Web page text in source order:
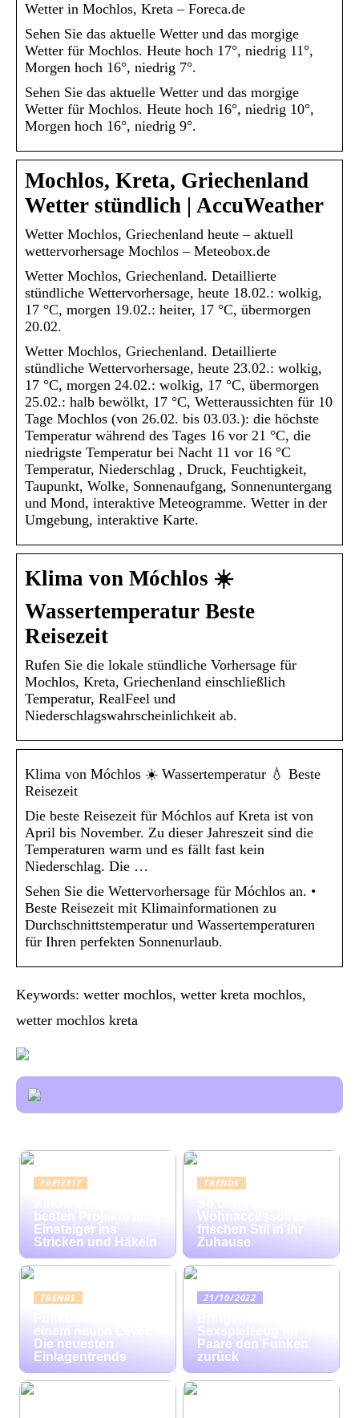
Wetter in Mochlos, Kreta – Foreca.de
Sehen Sie das aktuelle Wetter und das morgige
Wetter für Mochlos. Heute hoch 17°, niedrig 11°,
Morgen hoch 16°, niedrig 7°.
Sehen Sie das aktuelle Wetter und das morgige
Wetter für Mochlos. Heute hoch 16°, niedrig 10°,
Morgen hoch 16°, niedrig 9°.
Mochlos, Kreta, Griechenland
Wetter stündlich | AccuWeather
Wetter Mochlos, Griechenland heute – aktuell
wettervorhersage Mochlos – Meteobox.de
Wetter Mochlos, Griechenland. Detaillierte
stündliche Wettervorhersage, heute 18.02.: wolkig,
17 °C, morgen 19.02.: heiter, 17 °C, übermorgen
20.02.
Wetter Mochlos, Griechenland. Detaillierte
stündliche Wettervorhersage, heute 23.02.: wolkig,
17 °C, morgen 24.02.: wolkig, 17 °C, übermorgen
25.02.: halb bewölkt, 17 °C, Wetteraussichten für 10
Tage Mochlos (von 26.02. bis 03.03.): die höchste
Temperatur während des Tages 16 vor 21 °C, die
niedrigste Temperatur bei Nacht 11 vor 16 °C
Temperatur, Niederschlag , Druck, Feuchtigkeit,
Taupunkt, Wolke, Sonnenaufgang, Sonnenuntergang
und Mond, interaktive Meteogramme. Wetter in der
Umgebung, interaktive Karte.
Klima von Móchlos ☀️
Wassertemperatur Beste
Reisezeit
Rufen Sie die lokale stündliche Vorhersage für
Mochlos, Kreta, Griechenland einschließlich
Temperatur, RealFeel und
Niederschlagswahrscheinlichkeit ab.
Klima von Móchlos ☀️ Wassertemperatur 💧 Beste
Reisezeit
Die beste Reisezeit für Móchlos auf Kreta ist von
April bis November. Zu dieser Jahreszeit sind die
Temperaturen warm und es fällt fast kein
Niederschlag. Die …
Sehen Sie die Wettervorhersage für Móchlos an. •
Beste Reisezeit mit Klimainformationen zu
Durchschnittstemperatur und Wassertemperaturen
für Ihren perfekten Sonnenurlaub.
Keywords: wetter mochlos, wetter kreta mochlos,
wetter mochlos kreta
FREIZEIT
besten Projekte für
Einsteiger ins
Stricken und Häkeln
TRENDS
Wohnaccessoires
frischen Stil in Ihr
Zuhause
TRENDS
einem neuen Level:
Die neuesten
Einlagentrends
21/10/2022
Sexspielzeug für
Paare den Funken
zurück